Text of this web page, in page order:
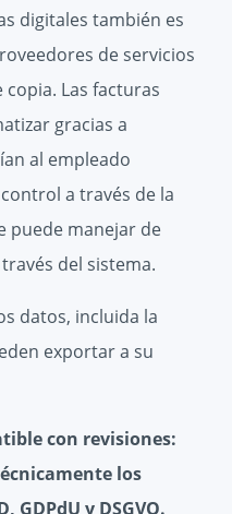
digitales también es
de servicios
Las facturas
gracias a
al empleado
a través de la
puede manejar de
del sistema.
datos, incluida la
exportar a su
con revisiones:
los
GDPdU y DSGVO.